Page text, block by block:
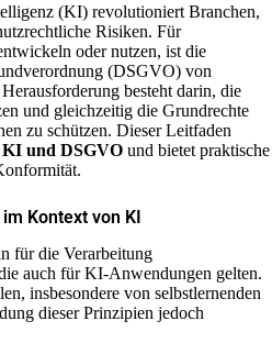
(KI) revolutioniert Branchen,
Risiken. Für
oder nutzen, ist die
(DSGVO) von
besteht darin, die
und gleichzeitig die Grundrechte
zu schützen. Dieser Leitfaden
KI und DSGVO und bietet praktische
Kontext von KI
für die Verarbeitung
auch für KI-Anwendungen gelten.
insbesondere von selbstlernenden
dieser Prinzipien jedoch